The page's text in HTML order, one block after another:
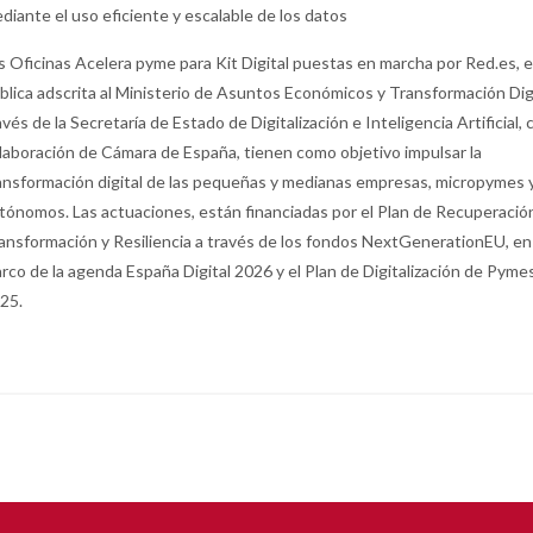
el uso eficiente y escalable de los datos
Oficinas Acelera pyme para Kit Digital puestas en marcha por Red.es,
adscrita al Ministerio de Asuntos Económicos y Transformación
de la Secretaría de Estado de Digitalización e Inteligencia Artificial,
de Cámara de España, tienen como objetivo impulsar la
digital de las pequeñas y medianas empresas, micropymes
Las actuaciones, están financiadas por el Plan de
y Resiliencia a través de los fondos NextGenerationEU,
de la agenda España Digital 2026 y el Plan de Digitalización de